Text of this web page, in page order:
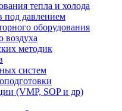
тепла и холода
под давлением
оборудования
воздуха
методик
систем
(VMP, SOP и др)